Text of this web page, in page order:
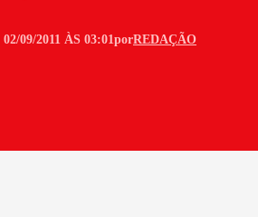
09/2011 ÀS 03:01porREDAÇÃO